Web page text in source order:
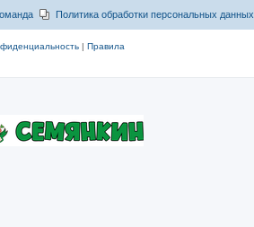
Политика обработки персональных данных
| Правила